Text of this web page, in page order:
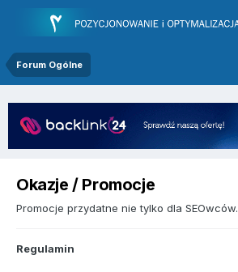
Forum Ogólne
Okazje / Promocje
Promocje przydatne nie tylko dla SEOwców.
Regulamin